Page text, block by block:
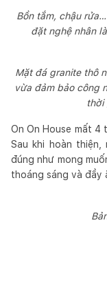
Bồn tắm, chậu
đặt nghệ nhân
Mặt đá granite thô
vừa đảm bảo công
thời
On On House mất 4
Sau khi hoàn
đúng như mong
thoáng sáng và đầy